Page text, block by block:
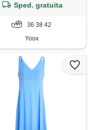
Sped. gratuita
36 38 42
Yoox